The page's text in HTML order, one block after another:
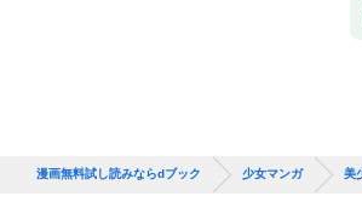
漫画無料試し読みならdブック 少女マンガ 美